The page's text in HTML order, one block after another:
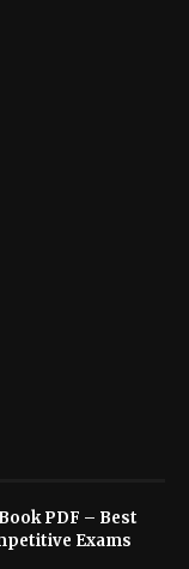
PDF – Best
Exams